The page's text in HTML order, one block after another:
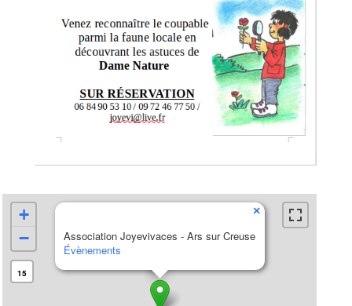
Association Joyevivaces - Ars sur Creuse
Évènements
×
+
−
15